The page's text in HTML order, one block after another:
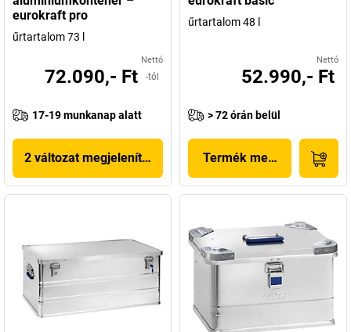
eurokraft pro
űrtartalom 73 l
Nettó
72.090,- Ft -tól
17-19 munkanap alatt
2 változat megjelenítése
űrtartalom 48 l
Nettó
52.990,- Ft
> 72 órán belül
Termék megjelenítése